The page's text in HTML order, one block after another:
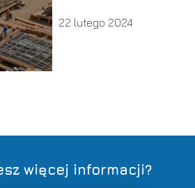
materiałów
22 lutego 2024
więcej informacji?